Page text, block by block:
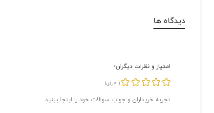
دیدگاه ها
امتیاز و نظرات دیگران؛
(
0 رای)
تجربه خریداران و جواب سوالات خود را اینجا ببنید.